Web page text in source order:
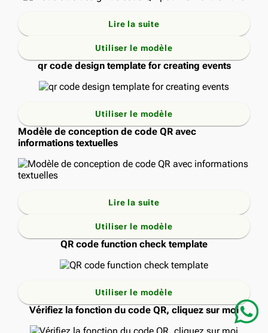
Lire la suite
Utiliser le modèle
qr code design template for creating events
Utiliser le modèle
Modèle de conception de code QR avec
informations textuelles
Lire la suite
Utiliser le modèle
QR code function check template
Utiliser le modèle
Vérifiez la fonction du code QR, cliquez sur moi